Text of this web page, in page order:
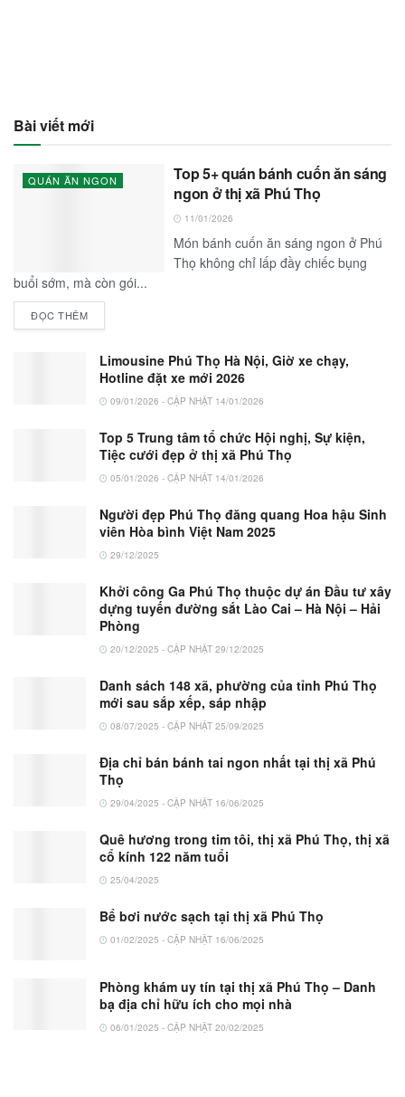
Bài viết mới
QUÁN ĂN NGON
Top 5+ quán bánh cuốn ăn sáng
ngon ở thị xã Phú Thọ
11/01/2026
Món bánh cuốn ăn sáng ngon ở Phú
Thọ không chỉ lấp đầy chiếc bụng
buổi sớm, mà còn gói...
ĐỌC THÊM
Limousine Phú Thọ Hà Nội, Giờ xe chạy,
Hotline đặt xe mới 2026
09/01/2026 - CẬP NHẬT 14/01/2026
Top 5 Trung tâm tổ chức Hội nghị, Sự kiện,
Tiệc cưới đẹp ở thị xã Phú Thọ
05/01/2026 - CẬP NHẬT 14/01/2026
Người đẹp Phú Thọ đăng quang Hoa hậu Sinh
viên Hòa bình Việt Nam 2025
29/12/2025
Khởi công Ga Phú Thọ thuộc dự án Đầu tư xây
dựng tuyến đường sắt Lào Cai – Hà Nội – Hải
Phòng
20/12/2025 - CẬP NHẬT 29/12/2025
Danh sách 148 xã, phường của tỉnh Phú Thọ
mới sau sắp xếp, sáp nhập
08/07/2025 - CẬP NHẬT 25/09/2025
Địa chỉ bán bánh tai ngon nhất tại thị xã Phú
Thọ
29/04/2025 - CẬP NHẬT 16/06/2025
Quê hương trong tim tôi, thị xã Phú Thọ, thị xã
cổ kính 122 năm tuổi
25/04/2025
Bể bơi nước sạch tại thị xã Phú Thọ
01/02/2025 - CẬP NHẬT 16/06/2025
Phòng khám uy tín tại thị xã Phú Thọ – Danh
bạ địa chỉ hữu ích cho mọi nhà
06/01/2025 - CẬP NHẬT 20/02/2025